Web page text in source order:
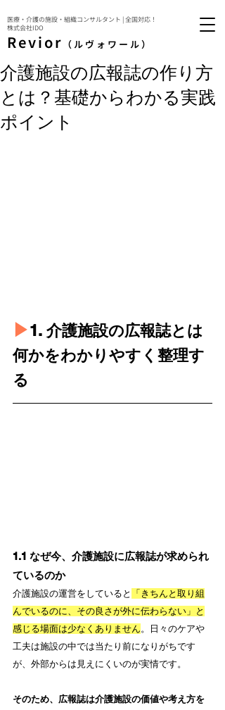
Revior （ルヴォワール）
医療・介護の施設・組織コンサルタント | 全国対応！
株式会社IDO
介護施設の広報誌の作り方
とは？基礎からわかる実践
ポイント
▶︎1. 介護施設の広報誌とは
何かをわかりやすく整理す
る
1.1 なぜ今、介護施設に広報誌が求められ
ているのか
介護施設の運営をしていると
「きちんと取り組
んでいるのに、その良さが外に伝わらない」と
感じる場面は少なくありません 。日々のケアや
工夫は施設の中では当たり前になりがちです
が、外部からは見えにくいのが実情です。
そのため、広報誌は介護施設の価値や考え方を